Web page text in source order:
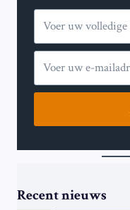
Recent nieuws